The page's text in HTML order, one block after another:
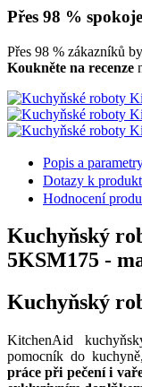
Přes 98 %
Přes 98 % zákazníků
Koukněte na recenze
Popis a
Dotazy k
Hodnocení
Kuchyňský
5KSM175 -
Kuchyňský
KitchenAid
pomocník do
práce při pečení i